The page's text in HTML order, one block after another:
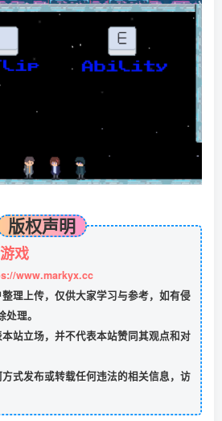
版权声明
戏
www.markyx.cc
理上传，仅供大家学习与参考，如有侵
理。
站立场，并不代表本站赞同其观点和对
式发布或转载任何违法的相关信息，访